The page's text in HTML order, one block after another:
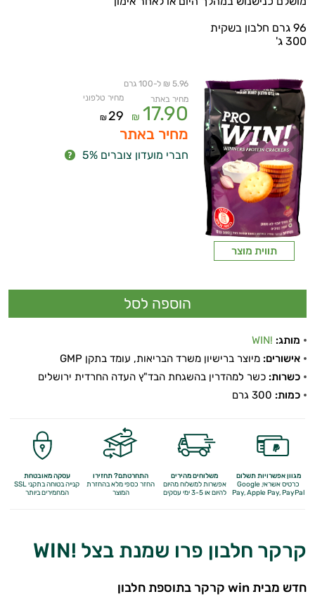
96 גרם חלבון בשקית
300 ג'
תווית מוצר
5.96 ₪ ל-100 גרם
מחיר באתר
17.90
₪
מחיר טלפוני
29
₪
מחיר באתר
חברי מועדון צוברים 5%
מותג: !WIN
אישורים: מיוצר ברישיון משרד הבריאות, עומד בתקן GMP
כשרות: כשר למהדרין בהשגחת הבד"ץ העדה החרדית ירושלים
כמות:
מגוון אפשרויות תשלום
כרטיס אשראי, Google
Pay,Apple Pay, PayPal
משלוחים מהירים
אפשרות למשלוח מהיום
להיום או 3-5 ימי עסקים
התחרטתם? תחזירו
החזר כספי מלאבהחזרת
המוצר
עסקה מאובטחת
קנייה בטוחה בתקני SSL
המחמירים ביותר
קרקר חלבון פרו שמנת בצל !WIN
חדש מבית win קרקר בתוספת חלבון